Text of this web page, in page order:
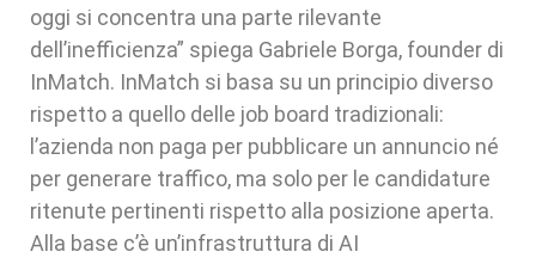
oggi si concentra una parte rilevante
dell’inefficienza” spiega Gabriele Borga, founder di
InMatch. InMatch si basa su un principio diverso
rispetto a quello delle job board tradizionali:
l’azienda non paga per pubblicare un annuncio né
per generare traffico, ma solo per le candidature
ritenute pertinenti rispetto alla posizione aperta.
Alla base c’è un’infrastruttura di AI